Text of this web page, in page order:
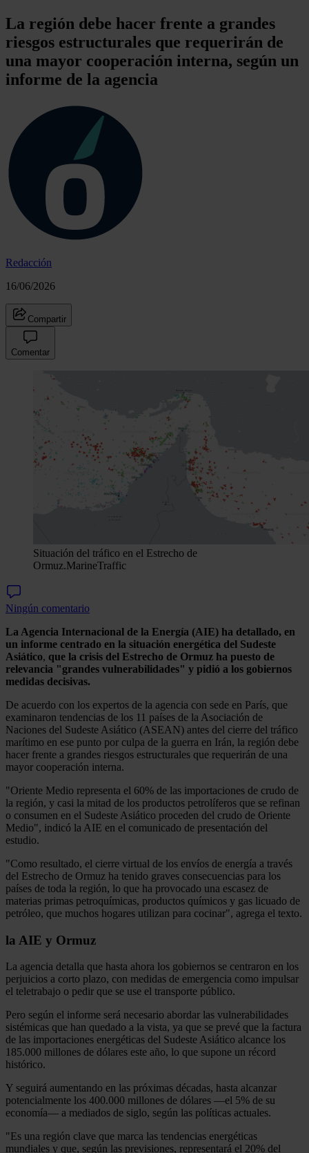
La región debe hacer frente a grandes
riesgos estructurales que requerirán de
una mayor cooperación interna, según un
informe de la agencia
Redacción
16/06/2026
Compartir
Comentar
Situación del tráfico en el Estrecho de
Ormuz.MarineTraffic
Ningún comentario
La Agencia Internacional de la Energía (AIE) ha detallado, en
un informe centrado en la situación energética del Sudeste
Asiático, que la crisis del Estrecho de Ormuz ha puesto de
relevancia "grandes vulnerabilidades" y pidió a los gobiernos
medidas decisivas.
De acuerdo con los expertos de la agencia con sede en París, que
examinaron tendencias de los 11 países de la Asociación de
Naciones del Sudeste Asiático (ASEAN) antes del cierre del tráfico
marítimo en ese punto por culpa de la guerra en Irán, la región debe
hacer frente a grandes riesgos estructurales que requerirán de una
mayor cooperación interna.
"Oriente Medio representa el 60% de las importaciones de crudo de
la región, y casi la mitad de los productos petrolíferos que se refinan
o consumen en el Sudeste Asiático proceden del crudo de Oriente
Medio", indicó la AIE en el comunicado de presentación del
estudio.
"Como resultado, el cierre virtual de los envíos de energía a través
del Estrecho de Ormuz ha tenido graves consecuencias para los
países de toda la región, lo que ha provocado una escasez de
materias primas petroquímicas, productos químicos y gas licuado de
petróleo, que muchos hogares utilizan para cocinar", agrega el texto.
la AIE y Ormuz
La agencia detalla que hasta ahora los gobiernos se centraron en los
perjuicios a corto plazo, con medidas de emergencia como impulsar
el teletrabajo o pedir que se use el transporte público.
Pero según el informe será necesario abordar las vulnerabilidades
sistémicas que han quedado a la vista, ya que se prevé que la factura
de las importaciones energéticas del Sudeste Asiático alcance los
185.000 millones de dólares este año, lo que supone un récord
histórico.
Y seguirá aumentando en las próximas décadas, hasta alcanzar
potencialmente los 400.000 millones de dólares —el 5% de su
economía— a mediados de siglo, según las políticas actuales.
"Es una región clave que marca las tendencias energéticas
mundiales y que, según las previsiones, representará el 20% del